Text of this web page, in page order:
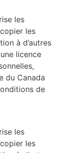
les
les
à d’autres
licence
du Canada
de
les
les